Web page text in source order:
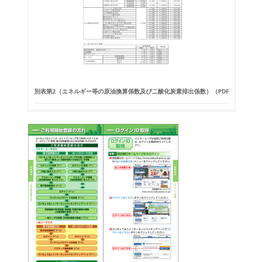
別表第2（エネルギー等の原油換算係数及び二酸化炭素排出係数）（PDF